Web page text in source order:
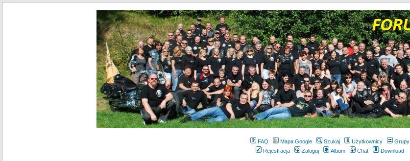
FAQ Mapa Google Szukaj Użytkownicy
Grupy
Rejestracja
Zaloguj Album Chat Download